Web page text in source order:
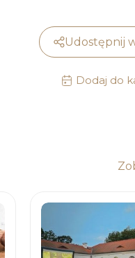
Udostępnij
Dodaj do